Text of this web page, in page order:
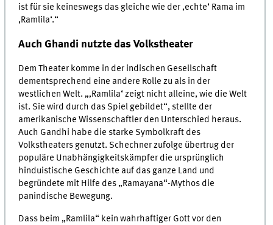
ist für sie keineswegs das gleiche wie der ‚echte‘ Rama im
‚Ramlila‘.“
Auch Ghandi nutzte das Volkstheater
Dem Theater komme in der indischen Gesellschaft
dementsprechend eine andere Rolle zu als in der
westlichen Welt. „‚Ramlila‘ zeigt nicht alleine, wie die Welt
ist. Sie wird durch das Spiel gebildet“, stellte der
amerikanische Wissenschaftler den Unterschied heraus.
Auch Gandhi habe die starke Symbolkraft des
Volkstheaters genutzt. Schechner zufolge übertrug der
populäre Unabhängigkeitskämpfer die ursprünglich
hinduistische Geschichte auf das ganze Land und
begründete mit Hilfe des „Ramayana“-Mythos die
panindische Bewegung.
Dass beim „Ramlila“ kein wahrhaftiger Gott vor den